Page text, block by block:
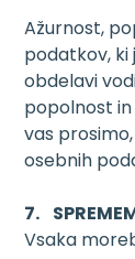
Ažurnost,
podatkov, ki
obdelavi
popolnost
vas
osebnih
7.
Vsaka